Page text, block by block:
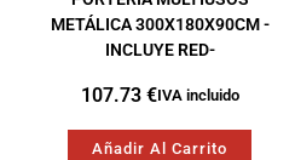
METÁLICA 300X180X90CM -
INCLUYE RED-
107.73 €IVA incluido
Añadir Al Carrito